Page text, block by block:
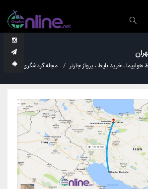
هواپیما ، خرید بلیط ، پرواز چارتر مجله گردشگری